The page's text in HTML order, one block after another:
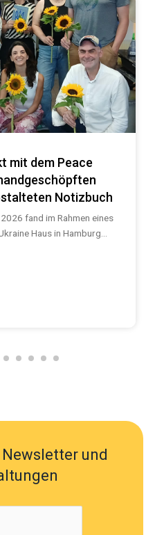
mit dem Peace
Notizbuch
fand im Rahmen eines
Haus in Hamburg...
und